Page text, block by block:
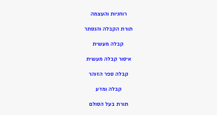
רוחניות והעצמה
תורת הקבלה והנסתר
קבלה מעשית
איסור קבלה מעשית
קבלה ספר הזוהר
קבלה ומדע
תורת בעל הסולם